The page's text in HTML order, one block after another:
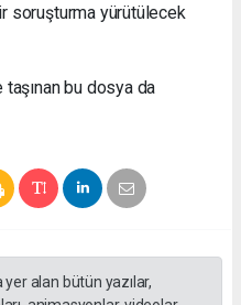
soruşturma yürütülecek
bu dosya da
alan bütün yazılar,